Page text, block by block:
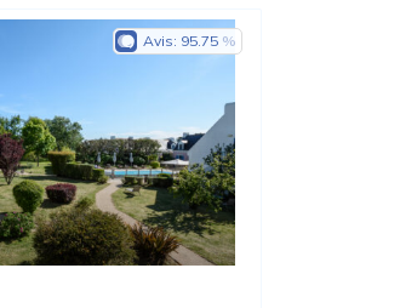
Avis: 95.75